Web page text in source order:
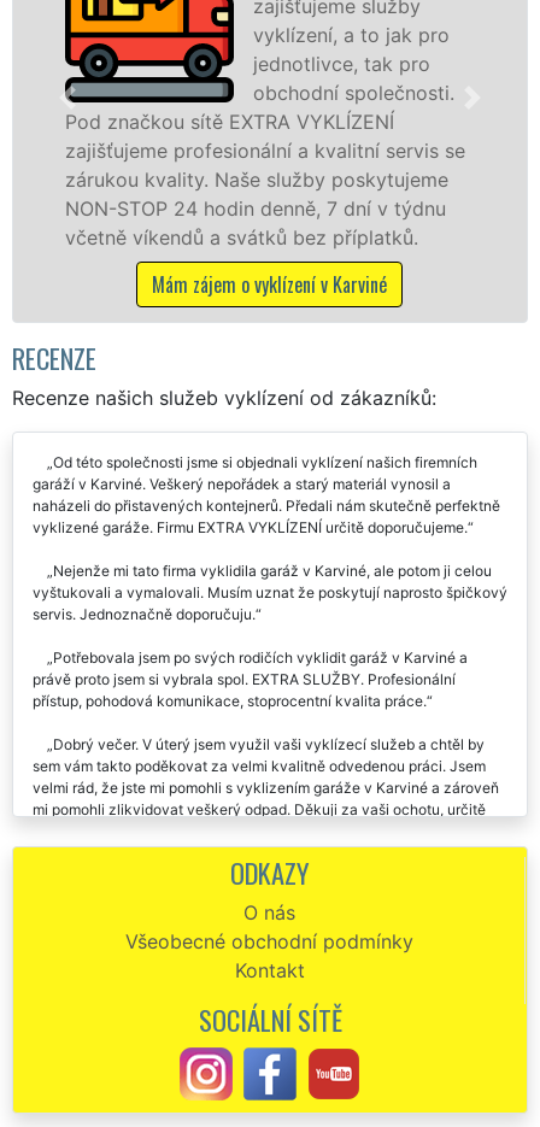
zajišťujeme služby
vyklízení, a to jak pro
jednotlivce, tak pro
obchodní společnosti.
sítě EXTRA VYKLÍZENÍ
profesionální a kvalitní servis se
Naše služby poskytujeme
24 hodin denně, 7 dní v týdnu
a svátků bez příplatků.
Mám zájem o vyklízení v Karviné
jak
zárukou
STOP bez
RECENZE
Recenze našich služeb vyklízení od zákazníků:
Od této společnosti jsme si objednali vyklízení našich firemních
garáží v Karviné. Veškerý nepořádek a starý materiál vynosil a
naházeli do přistavených kontejnerů. Předali nám skutečně perfektně
vyklizené garáže. Firmu EXTRA VYKLÍZENÍ určitě doporučujeme.
Nejenže mi tato firma vyklidila garáž v Karviné, ale potom ji celou
vyštukovali a vymalovali. Musím uznat že poskytují naprosto špičkový
servis. Jednoznačně doporučuju.
Potřebovala jsem po svých rodičích vyklidit garáž v Karviné a
právě proto jsem si vybrala spol. EXTRA SLUŽBY. Profesionální
přístup, pohodová komunikace, stoprocentní kvalita práce.
Dobrý večer. V úterý jsem využil vaši vyklízecí služeb a chtěl by
sem vám takto poděkovat za velmi kvalitně odvedenou práci. Jsem
velmi rád, že jste mi pomohli s vyklizením garáže v Karviné a zároveň
mi pomohli zlikvidovat veškerý odpad. Děkuji za vaši ochotu, určitě
Děkuju za poskytnutou službu vyklizení naší garáže v Karviné.
Děkuju za včerejší vyklízení garáže v Karviné. Výborná
komunikace, parádní a rychlá práce. Doporučuju.
Vyklizení BYTU v KarvinéVyklizení bytu Karviná - Potřebujete
zajistit od spolehlivé firmy vyklízení bytů v Karviné? Jsme
profesionální vyklízecí společnost z Karviné, která vám toto vyklízení
mile ráda zajistí. Naše franchisová síť EXTRA STĚHOVÁNÍ a EXTRA
VYKLÍZENÍ vám v celém okrese Karviná zajistí bezproblémové
ODKAZY
O nás
Všeobecné obchodní podmínky
Kontakt
SOCIÁLNÍ SÍTĚ